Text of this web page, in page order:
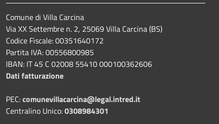
Comune di Villa Carcina
Via XX Settembre n. 2, 25069 Villa Carcina (BS)
Codice Fiscale: 00351640172
Partita IVA: 00556800985
IBAN: IT 45 C 02008 55410 000100362606
Dati fatturazione
PEC:comunevillacarcina@legal.intred.it
Centralino Unico:0308984301